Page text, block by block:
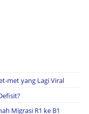
met yang Lagi Viral
Migrasi R1 ke B1